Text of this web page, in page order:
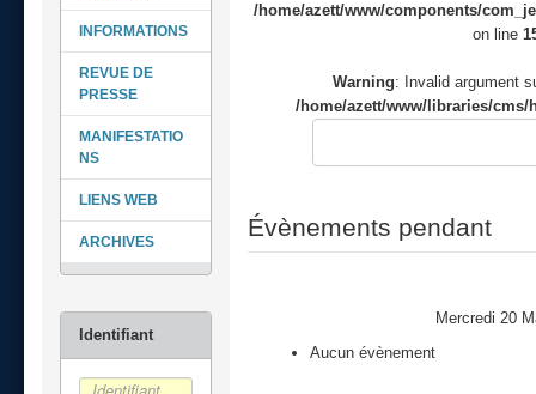
INFORMATIONS
REVUE DE
PRESSE
MANIFESTATIO
NS
LIENS WEB
ARCHIVES
/home/azett/www/components/
on line
Warning: Invalid argument
/home/azett/www/libraries/cms/
Évènements pendant
Mercredi 20
Aucun évènement